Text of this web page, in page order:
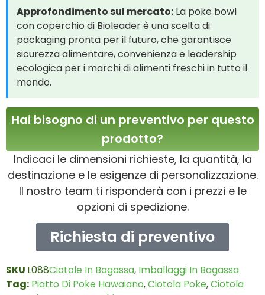
Approfondimento sul mercato: La poke bowl
con coperchio di Bioleader è una scelta di
packaging pronta per il futuro, che garantisce
sicurezza alimentare, convenienza e leadership
ecologica per i marchi di alimenti freschi in tutto il
mondo.
Hai bisogno di un preventivo per questo
prodotto?
Indicaci le dimensioni richieste, la quantità, la
destinazione e le esigenze di personalizzazione.
Il nostro team ti risponderà con i prezzi e le
opzioni di spedizione.
Richiesta di preventivo
SKU L088Ciotole In Bagassa, Imballaggi In Bagassa
Tag: Piatto Di Poke Hawaiano,Ciotola Poke,Ciotola